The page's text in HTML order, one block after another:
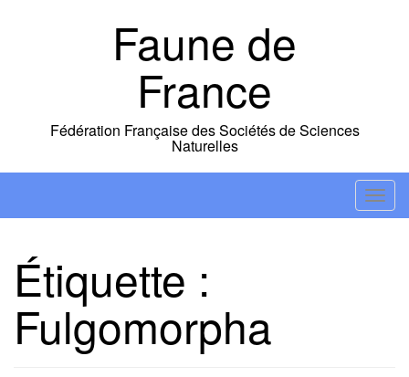
Faune de
France
Fédération Française des Sociétés de Sciences
Naturelles
T
o
Étiquette :
Fulgomorpha